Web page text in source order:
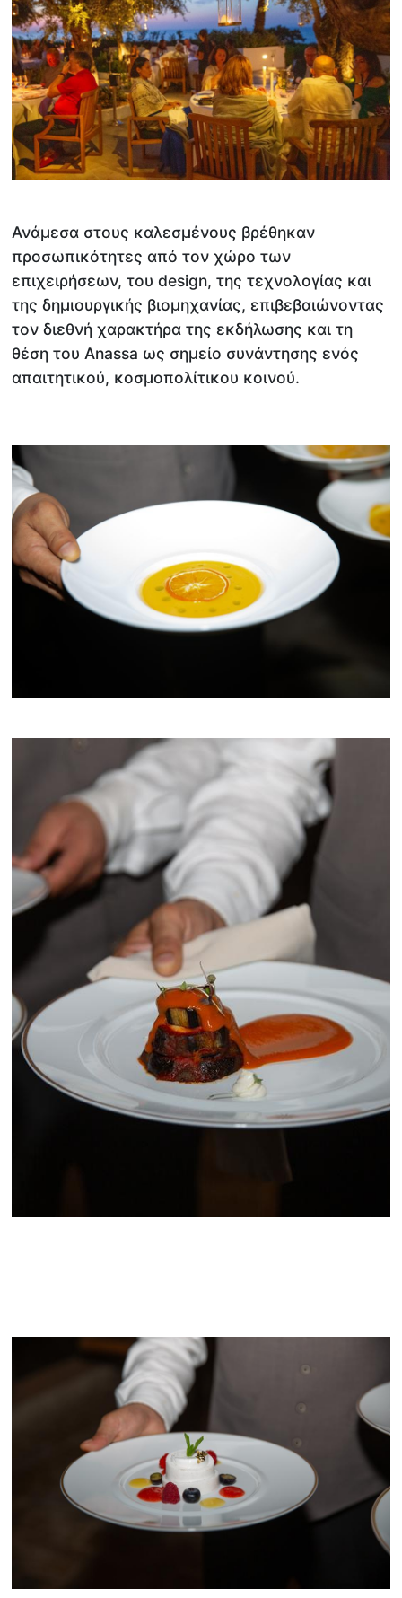
Ανάμεσα στους καλεσμένους βρέθηκαν
προσωπικότητες από τον χώρο των
επιχειρήσεων, του design, της τεχνολογίας και
της δημιουργικής βιομηχανίας, επιβεβαιώνοντας
τον διεθνή χαρακτήρα της εκδήλωσης και τη
θέση του Anassa ως σημείο συνάντησης ενός
απαιτητικού, κοσμοπολίτικου κοινού.